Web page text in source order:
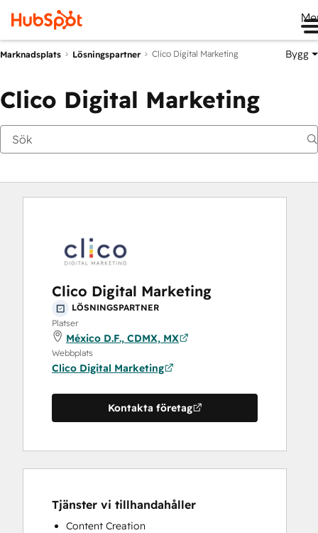
Marknadsplats Lösningspartner Clico Digital Marketing Bygg
Clico Digital Marketing
Clico Digital Marketing
LÖSNINGSPARTNER
Platser
México D.F., CDMX, MX
Webbplats
Clico Digital Marketing
Kontakta företag
Tjänster vi tillhandahåller
Content Creation